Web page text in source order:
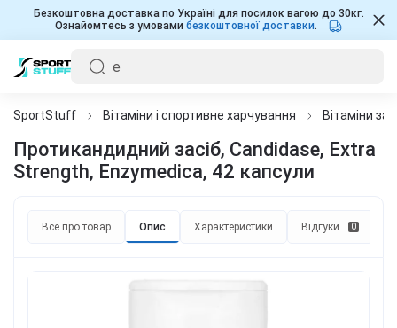
Безкоштовна доставка по Україні для посилок вагою до 30кг.
Ознайомтесь з умовами безкоштовної доставки.
SportStuff Вітаміни і спортивне харчування Вітаміни
Протикандидний засіб, Candidase, Extra
Strength, Enzymedica, 42 капсули
Все про товар Опис Характеристики Відгуки 0